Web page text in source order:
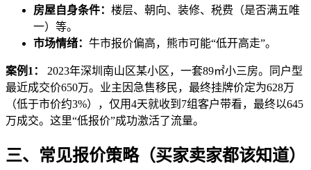
房屋自身条件： 楼层、朝向、装修、税费（是否满五唯
一）等。
市场情绪： 牛市报价偏高，熊市可能“低开高走”。
案例1：
2023年深圳南山区某小区，一套89㎡小三房。同户型
最近成交价650万。业主因急售移民，最终挂牌价定为628万
（低于市价约3%），仅用4天就收到7组客户带看，最终以645
万成交。这里“低报价”成功激活了流量。
三、常见报价策略（买家卖家都该知道）